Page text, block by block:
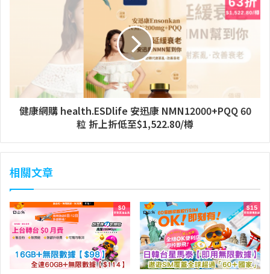
健康網購 health.ESDlife 安迅康 NMN12000+PQQ 60
粒 折上折低至$1,522.80/樽
相關文章